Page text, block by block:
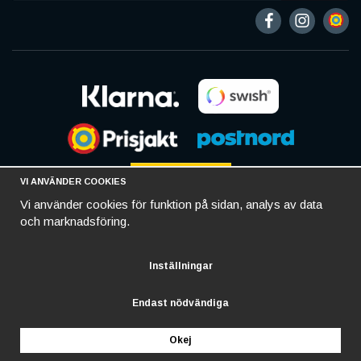
VI ANVÄNDER COOKIES
Vi använder cookies för funktion på sidan, analys av data
och marknadsföring.
Inställningar
Endast nödvändiga
Okej